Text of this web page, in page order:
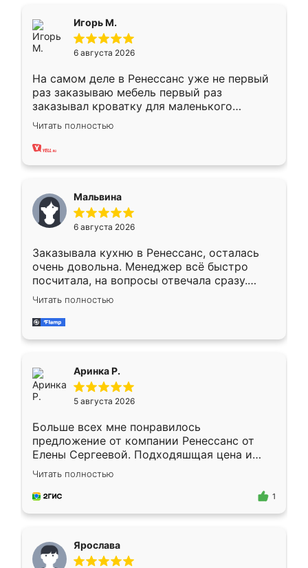
Игорь М.
6 августа 2026
На самом деле в Ренессанс уже не первый
раз заказываю мебель первый раз
заказывал кроватку для маленького
ребёнка при его рождении ,во второй раз
заказал шкаф-купе. По качеству очень
хорошее сборка достаточно быстрая,
меньше, здесь же он более разнообразный.
Мне нравится ,если что-то потребуется из
мебели буду заказывать только здесь.
Читать полностью
Мальвина
6 августа 2026
Заказывала кухню в Ренессанс, осталась
очень довольна. Менеджер всё быстро
посчитала, на вопросы отвечала сразу.
Замерщик приехал в субботу, подошёл к
делу со всей ответственностью. Собрали
за день, ребята работали аккуратно, даже
Читать полностью
Аринка Р.
5 августа 2026
Больше всех мне понравилось
предложение от компании Ренессанс от
Елены Сергеевой. Подходяшщая цена и
короткие сроки изготовления. Приехавший
для замера сотрудник Владислав
предложил по моему эскизу самый
Читать полностью
1
Ярослава